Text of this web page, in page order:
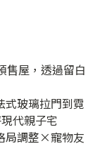
售屋，透過留白
式玻璃拉門到霓
代親子宅
局調整×寵物友